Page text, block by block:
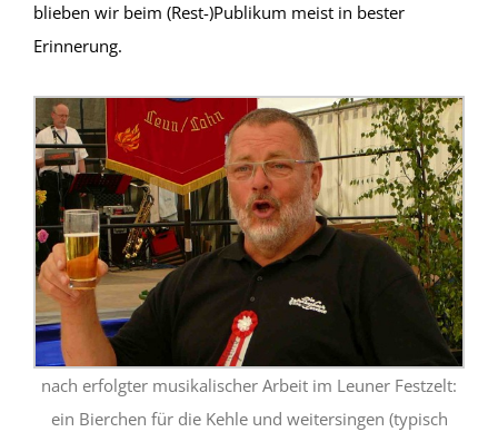
blieben wir beim (Rest-)Publikum meist in bester
Erinnerung.
nach erfolgter musikalischer Arbeit im Leuner Festzelt:
ein Bierchen für die Kehle und weitersingen (typisch